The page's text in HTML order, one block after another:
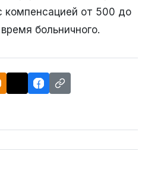
компенсацией от 500 до
больничного.